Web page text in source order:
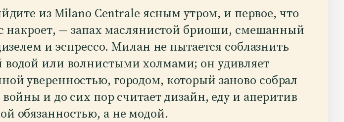
из Milano Centrale ясным утром, и первое, что
накроет, — запах маслянистой бриоши, смешанный
и эспрессо. Милан не пытается соблазнить
водой или волнистыми холмами; он удивляет
уверенностью, городом, который заново собрал
войны и до сих пор считает дизайн, еду и аперитив
обязанностью, а не модой.